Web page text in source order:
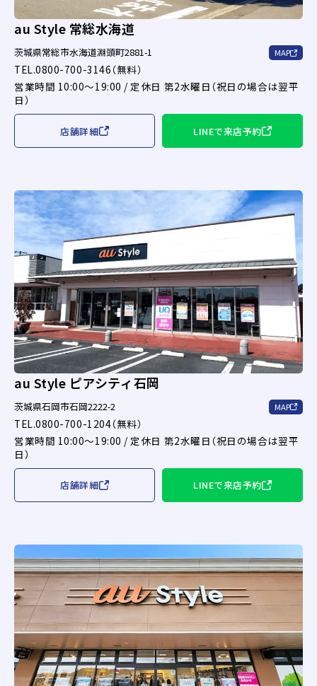
au Style 常総水海道
茨城県常総市水海道淵頭町2881-1 MAP
TEL.0800-700-3146（無料）
営業時間 10:00～19:00 / 定休日 第2水曜日（祝日の場合は翌平
日）
店舗詳細 LINEで来店予約
au Style ピアシティ石岡
茨城県石岡市石岡2222-2 MAP
TEL.0800-700-1204（無料）
営業時間 10:00～19:00 / 定休日 第2水曜日（祝日の場合は翌平
日）
店舗詳細 LINEで来店予約